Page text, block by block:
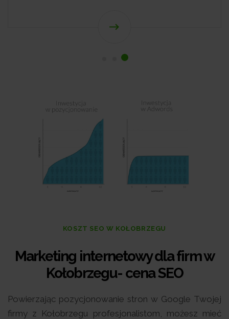
KOSZT SEO W KOŁOBRZEGU
Marketing internetowy dla firm w
Kołobrzegu- cena SEO
Powierzając pozycjonowanie stron w Google Twojej
firmy z Kołobrzegu profesjonalistom, możesz mieć